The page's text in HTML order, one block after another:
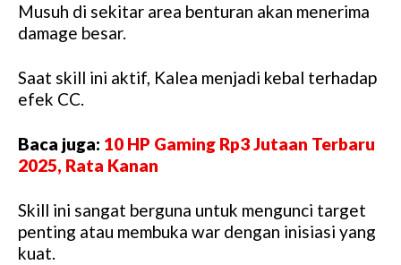
Musuh di sekitar area benturan akan menerima
damage besar.
Saat skill ini aktif, Kalea menjadi kebal terhadap
efek CC.
Baca juga: 10 HP Gaming Rp3 Jutaan Terbaru
2025, Rata Kanan
Skill ini sangat berguna untuk mengunci target
penting atau membuka war dengan inisiasi yang
kuat.